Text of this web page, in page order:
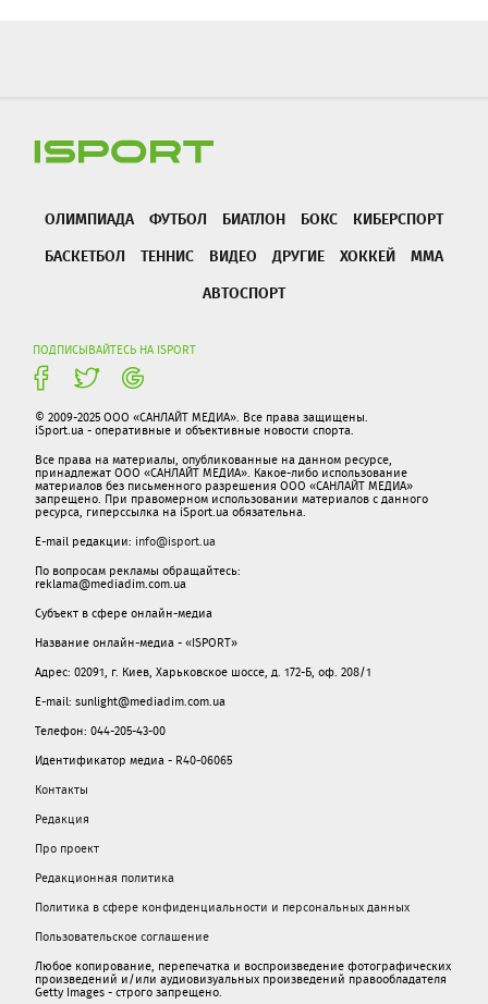
ОЛИМПИАДА ФУТБОЛ БИАТЛОН БОКС
КИБЕРСПОРТ
БАСКЕТБОЛ
ТЕННИС ВИДЕО ДРУГИЕ ХОККЕЙ
ММА
АВТОСПОРТ
ПОДПИСЫВАЙТЕСЬ НА ISPORT
© 2009-2025 ООО «САНЛАЙТ МЕДИА». Все права защищены.
iSport.ua - оперативные и объективные новости спорта.
Все права на материалы, опубликованные на данном ресурсе,
принадлежат ООО «САНЛАЙТ МЕДИА». Какое-либо использование
материалов без письменного разрешения ООО «САНЛАЙТ МЕДИА»
запрещено. При правомерном использовании материалов с данного
ресурса, гиперссылка на iSport.ua обязательна.
E-mail редакции: info@isport.ua
По вопросам рекламы обращайтесь:
reklama@mediadim.com.ua
Субъект в сфере онлайн-медиа
Название онлайн-медиа - «ISPORT»
Адрес: 02091, г. Киев, Харьковское шоссе, д. 172-Б, оф. 208/1
E-mail: sunlight@mediadim.com.ua
Телефон: 044-205-43-00
Идентификатор медиа - R40-06065
Контакты
Редакция
Про проект
Редакционная политика
Политика в сфере конфиденциальности и персональных данных
Пользовательское соглашение
Любое копирование, перепечатка и воспроизведение фотографических
произведений и/или аудиовизуальных произведений правообладателя
Getty Images - строго запрещено.